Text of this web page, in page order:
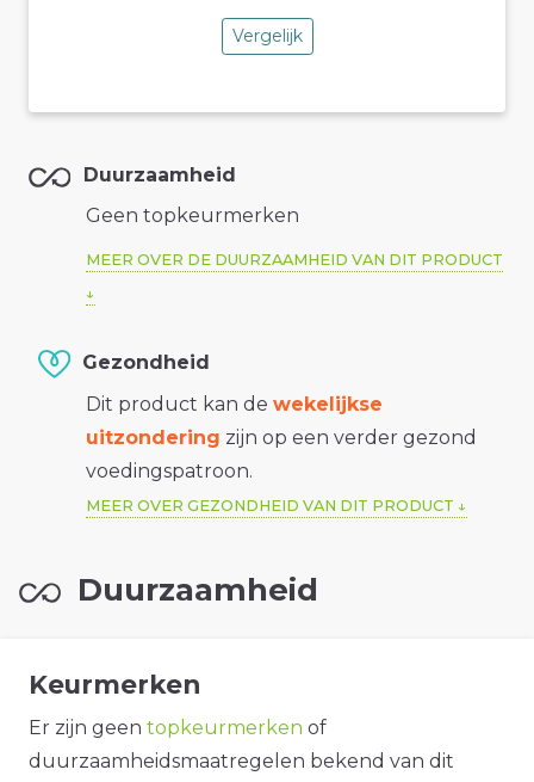
Vergelijk
Duurzaamheid
Geen topkeurmerken
MEER OVER DE DUURZAAMHEID VAN DIT PRODUCT
Gezondheid
Dit product kan de wekelijkse
uitzondering zijn op een verder gezond
voedingspatroon.
MEER OVER GEZONDHEID VAN DIT PRODUCT
Duurzaamheid
Keurmerken
Er zijn geen topkeurmerken of
duurzaamheidsmaatregelen bekend van dit